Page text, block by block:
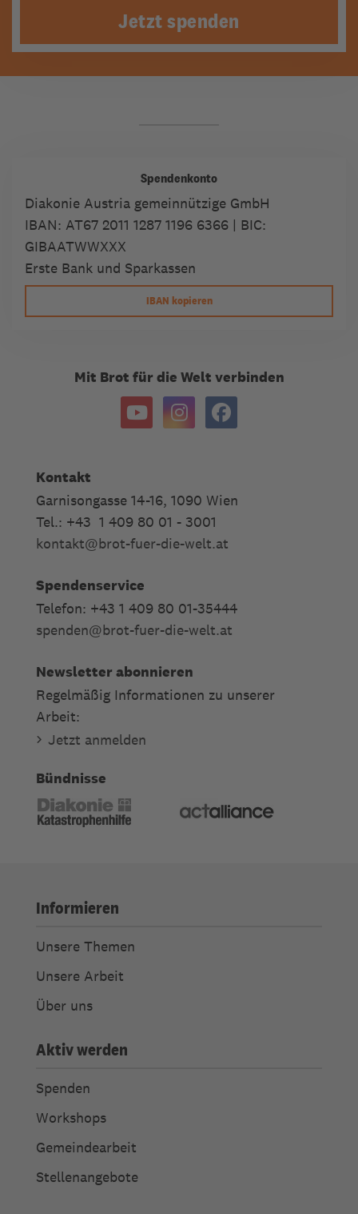
Jetzt spenden
Spendenkonto
Diakonie Austria gemeinnützige GmbH
IBAN: AT67 2011 1287 1196 6366 | BIC:
GIBAATWWXXX
Erste Bank und Sparkassen
IBAN kopieren
Mit Brot für die Welt verbinden
Kontakt
Garnisongasse 14-16, 1090 Wien
Tel.: +43 1 409 80 01 - 3001
kontakt@brot-fuer-die-welt.at
Spendenservice
Telefon: +43 1 409 80 01-35444
spenden@brot-fuer-die-welt.at
Newsletter abonnieren
Regelmäßig Informationen zu unserer
Arbeit:
Jetzt anmelden
Bündnisse
Informieren
Unsere Themen
Unsere Arbeit
Über uns
Aktiv werden
Spenden
Workshops
Gemeindearbeit
Stellenangebote